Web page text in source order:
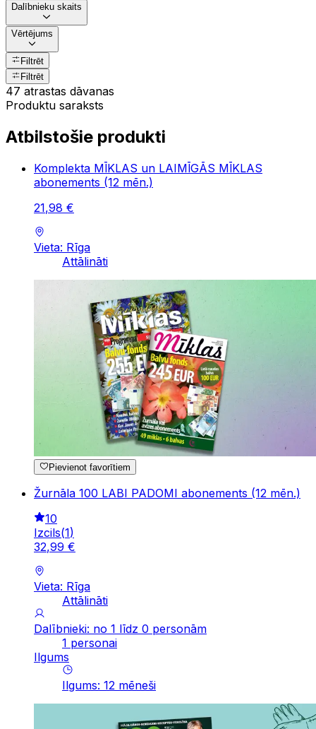
Dalībnieku skaits
Vērtējums
Filtrēt
Filtrēt
47 atrastas dāvanas
Produktu saraksts
Atbilstošie produkti
Komplekta MĪKLAS un LAIMĪGĀS MĪKLAS
abonements (12 mēn.)
21,98 €
Vieta: Rīga
Attālināti
Pievienot favorītiem
Žurnāla 100 LABI PADOMI abonements (12 mēn.)
10
Izcils(1)
32,99 €
Vieta: Rīga
Attālināti
Dalībnieki: no 1 līdz 0 personām
1 personai
Ilgums
Ilgums: 12 mēneši